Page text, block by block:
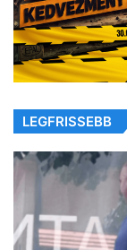
LEGFRISSEBB